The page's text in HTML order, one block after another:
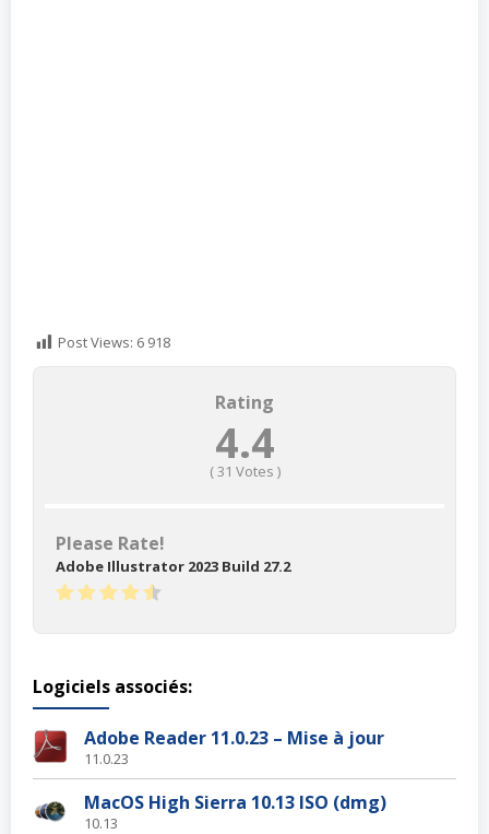
Post Views: 6 918
Rating
4.4
(31 Votes )
Please Rate!
Adobe Illustrator 2023 Build 27.2
Logiciels associés:
Adobe Reader 11.0.23 – Mise à jour
11.0.23
MacOS High Sierra 10.13 ISO (dmg)
10.13